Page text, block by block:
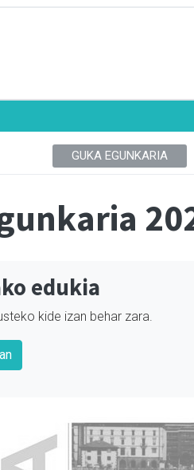
GUKA EGUNKARIA
edukia
kide izan behar zara.